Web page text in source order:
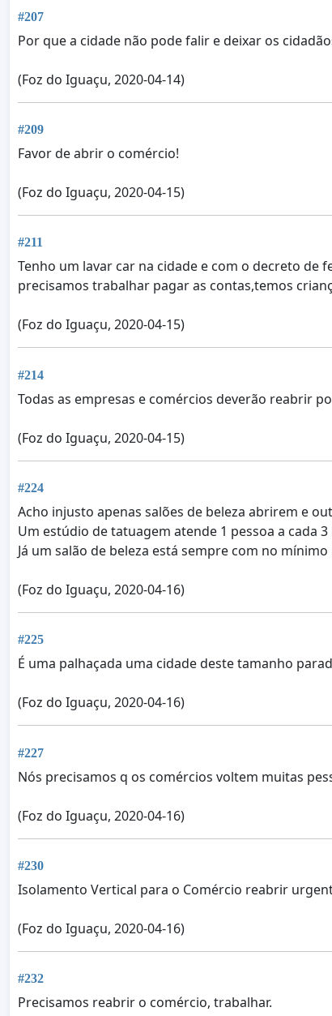
#207
Por que a cidade não pode falir e deixar os
(Foz do Iguaçu, 2020-04-14)
#209
Favor de abrir o comércio!
(Foz do Iguaçu, 2020-04-15)
#211
Tenho um lavar car na cidade e com o decreto
precisamos trabalhar pagar as contas,temos
(Foz do Iguaçu, 2020-04-15)
#214
Todas as empresas e comércios deverão reabrir
(Foz do Iguaçu, 2020-04-15)
#224
Acho injusto apenas salões de beleza abrirem e
Um estúdio de tatuagem atende 1 pessoa a cada
Já um salão de beleza está sempre com no
(Foz do Iguaçu, 2020-04-16)
#225
É uma palhaçada uma cidade deste tamanho
(Foz do Iguaçu, 2020-04-16)
#227
Nós precisamos q os comércios voltem muitas
(Foz do Iguaçu, 2020-04-16)
#230
Isolamento Vertical para o Comércio reabrir
(Foz do Iguaçu, 2020-04-16)
#232
Precisamos reabrir o comércio, trabalhar.